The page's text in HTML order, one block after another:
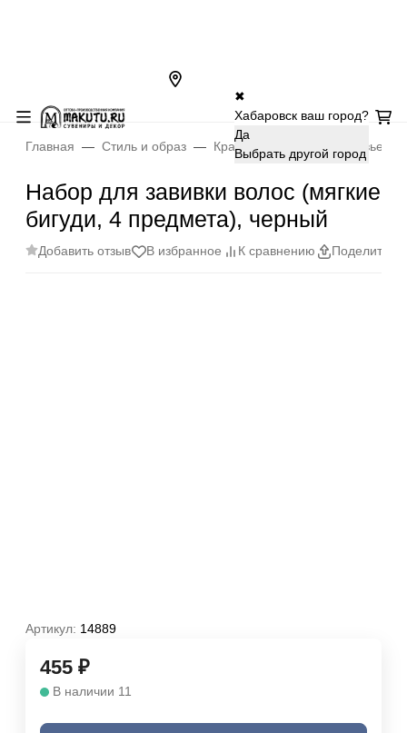
✖
Хабаровск ваш город?
Да
Выбрать другой город
Главная Стиль и образ Красота, гигиена и здоровье
Набор для завивки волос (мягкие
бигуди, 4 предмета), черный
Добавить отзыв В избранное К сравнению Поделиться
Артикул: 14889
455 ₽
В наличии 11